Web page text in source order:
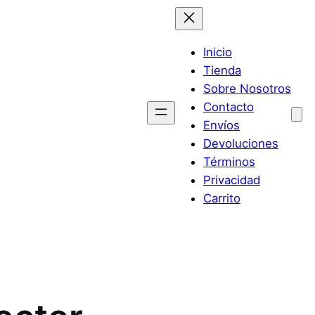
Inicio
Tienda
Sobre Nosotros
Contacto
Envíos
Devoluciones
Términos
Privacidad
Carrito